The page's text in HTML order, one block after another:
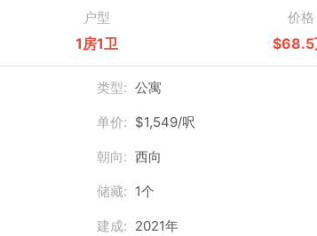
户型
1房1卫
价格
$68.5
类型: 公寓
单价: $1,549/呎
朝向: 西向
储藏: 1个
建成: 2021年